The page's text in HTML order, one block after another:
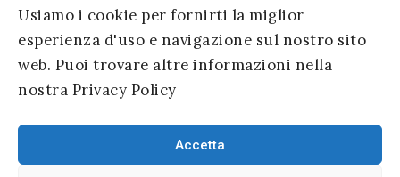
Usiamo i cookie per fornirti la miglior
esperienza d'uso e navigazione sul nostro sito
web. Puoi trovare altre informazioni nella
nostra Privacy Policy
Accetta